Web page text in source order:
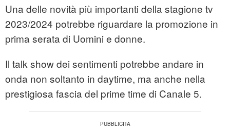
Una delle novità più importanti della stagione tv
2023/2024 potrebbe riguardare la promozione in
prima serata di Uomini e donne.
Il talk show dei sentimenti potrebbe andare in
onda non soltanto in daytime, ma anche nella
prestigiosa fascia del prime time di Canale 5.